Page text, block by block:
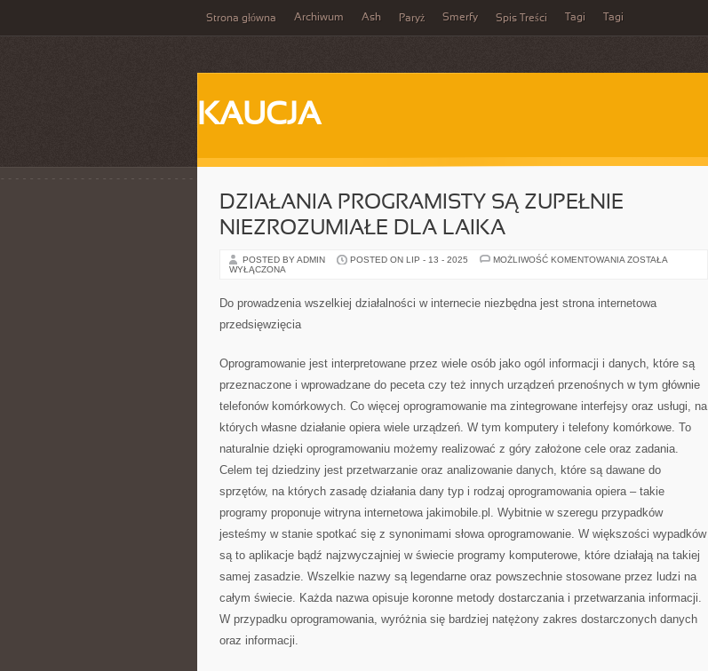
Strona główna Archiwum Ash Paryż Smerfy Spis Treści Tagi Tagi
KAUCJA
DZIAŁANIA PROGRAMISTY SĄ ZUPEŁNIE
NIEZROZUMIAŁE DLA LAIKA
POSTED BY ADMIN POSTED ON LIP - 13 - 2025 MOŻLIWOŚĆ KOMENTOWANIA DZIAŁANIA
NIEZROZUMIAŁE
DLA
ZOSTAŁA
WYŁĄCZONA
Do prowadzenia wszelkiej działalności w internecie niezbędna jest strona internetowa
przedsięwzięcia
Oprogramowanie jest interpretowane przez wiele osób jako ogól informacji i danych, które są
przeznaczone i wprowadzane do peceta czy też innych urządzeń przenośnych w tym głównie
telefonów komórkowych. Co więcej oprogramowanie ma zintegrowane interfejsy oraz usługi, na
których własne działanie opiera wiele urządzeń. W tym komputery i telefony komórkowe. To
naturalnie dzięki oprogramowaniu możemy realizować z góry założone cele oraz zadania.
Celem tej dziedziny jest przetwarzanie oraz analizowanie danych, które są dawane do
sprzętów, na których zasadę działania dany typ i rodzaj oprogramowania opiera – takie
programy proponuje witryna internetowa jakimobile.pl. Wybitnie w szeregu przypadków
jesteśmy w stanie spotkać się z synonimami słowa oprogramowanie. W większości wypadków
są to aplikacje bądź najzwyczajniej w świecie programy komputerowe, które działają na takiej
samej zasadzie. Wszelkie nazwy są legendarne oraz powszechnie stosowane przez ludzi na
całym świecie. Każda nazwa opisuje koronne metody dostarczania i przetwarzania informacji.
W przypadku oprogramowania, wyróżnia się bardziej natężony zakres dostarczonych danych
oraz informacji.